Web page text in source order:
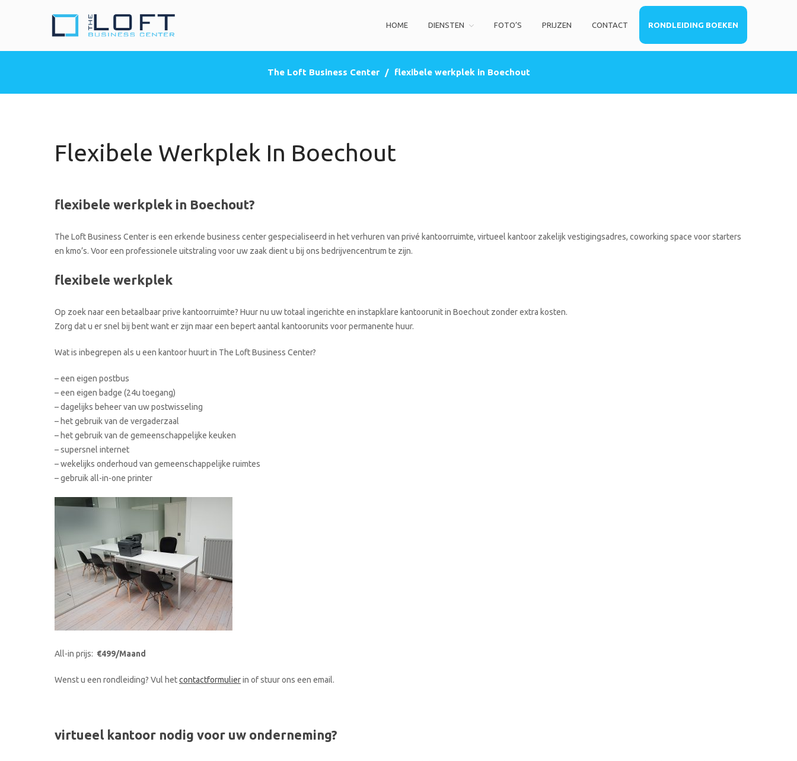
PRIJZEN
HOME DIENSTEN FOTO’S PRIJZEN CONTACT RONDLEIDING BOEKEN
The Loft Business Center / flexibele werkplek in Boechout
Flexibele Werkplek In Boechout
flexibele werkplek in Boechout?
The Loft Business Center is een erkende business center gespecialiseerd in het verhuren van privé kantoorruimte, virtueel kantoor zakelijk vestigingsadres, coworking space voor starters
en kmo’s. Voor een professionele uitstraling voor uw zaak dient u bij ons bedrijvencentrum te zijn.
flexibele werkplek
Op zoek naar een betaalbaar prive kantoorruimte? Huur nu uw totaal ingerichte en instapklare kantoorunit in Boechout zonder extra kosten.
Zorg dat u er snel bij bent want er zijn maar een bepert aantal kantoorunits voor permanente huur.
Wat is inbegrepen als u een kantoor huurt in The Loft Business Center?
– een eigen postbus
– een eigen badge (24u toegang)
– dagelijks beheer van uw postwisseling
– het gebruik van de vergaderzaal
– het gebruik van de gemeenschappelijke keuken
– supersnel internet
– wekelijks onderhoud van gemeenschappelijke ruimtes
– gebruik all-in-one printer
All-in prijs: €499/Maand
Wenst u een rondleiding? Vul hetcontactformulierin of stuur ons een email.
virtueel kantoor nodig voor uw onderneming?